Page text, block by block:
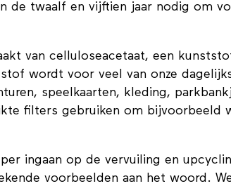
de twaalf en vijftien jaar nodig om
van celluloseacetaat, een
wordt voor veel van onze
speelkaarten, kleding,
filters gebruiken om bijvoorbeeld
ingaan op de vervuiling en
voorbeelden aan het woord.